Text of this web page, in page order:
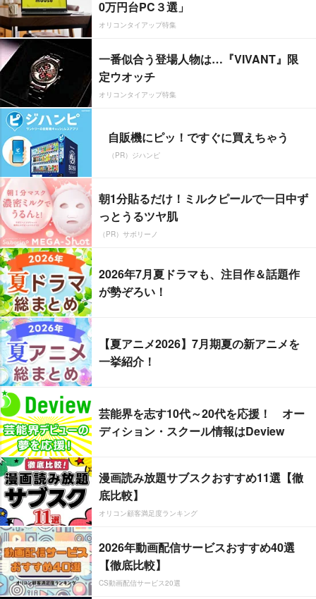
0万円台PC３選」
オリコンタイアップ特集
一番似合う登場人物は…『VIVANT』限
定ウオッチ
オリコンタイアップ特集
自販機にピッ！ですぐに買えちゃう
（PR）ジハンピ
朝1分貼るだけ！ミルクピールで一日中ず
っとうるツヤ肌
（PR）サボリーノ
2026年7月夏ドラマも、注目作＆話題作
が勢ぞろい！
【夏アニメ2026】7月期夏の新アニメを
一挙紹介！
芸能界を志す10代～20代を応援！ オー
ディション・スクール情報はDeview
漫画読み放題サブスクおすすめ11選【徹
底比較】
オリコン顧客満足度ランキング
2026年動画配信サービスおすすめ40選
【徹底比較】
CS動画配信サービス20選